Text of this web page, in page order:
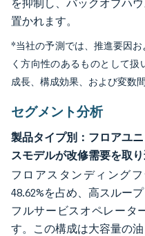
を抑制し、バックオブハ
置かれます。
*当社の予測では、推進要因
く方向性のあるものとして
成長、構成効果、および変数
セグメント分析
製品タイプ別：フロアユ
スモデルが改修需要を取
フロアスタンディング
48.62%を占め、高スルー
フルサービスオペレータ
す。この構成は大容量の